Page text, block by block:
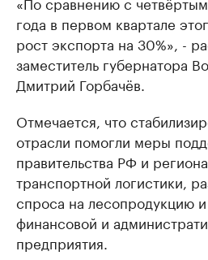
года в первом квартале
рост экспорта на 30%», -
заместитель губернатора
Дмитрий Горбачёв.
Отмечается, что
отрасли помогли меры
правительства РФ и
транспортной логистики,
спроса на лесопродукцию
финансовой и
предприятия.